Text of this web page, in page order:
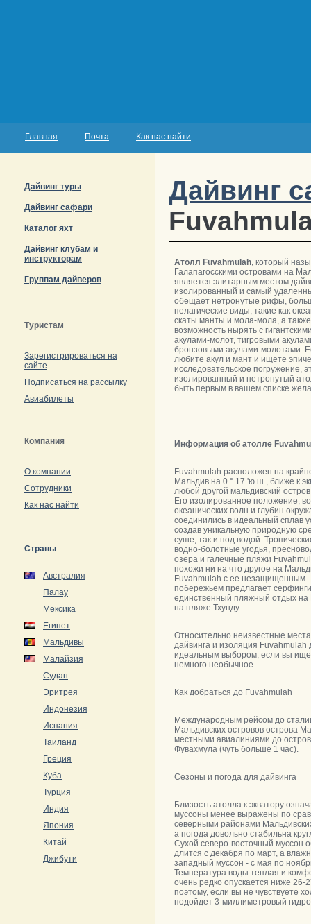
Главная Почта Как нас найти
Дайвинг туры
Дайвинг сафари
Каталог яхт
Дайвинг клубам и
инструкторам
Группам дайверов
Туристам
Зарегистрироваться на
сайте
Подписаться на рассылку
Авиабилеты
Компания
О компании
Сотрудники
Как нас найти
Страны
Австралия
Палау
Мексика
Египет
Мальдивы
Малайзия
Судан
Эритрея
Индонезия
Испания
Таиланд
Греция
Куба
Турция
Индия
Япония
Китай
Джибути
Дайвинг
Атолл Fuvahmulah, который
Галапагосскими островами на
является элитарным местом
изолированный и самый
обещает нетронутые рифы,
пелагические виды, такие как
скаты манты и мола-мола, а также
возможность нырять с
акулами-молот, тигровыми
бронзовыми акулами-молотами.
любите акул и мант и ищете
исследовательское погружение,
изолированный и нетронутый
быть первым в вашем списке
Информация об атолле
Fuvahmulah расположен на
Мальдив на 0 ° 17 'ю.ш., ближе к
любой другой мальдивский
Его изолированное положение,
океанических волн и глубин
соединились в идеальный сплав
создав уникальную природную
суше, так и под водой.
водно-болотные угодья,
озера и галечные пляжи
похожи ни на что другое на
Fuvahmulah с ее незащищенным
побережьем предлагает
единственный пляжный отдых на
на пляже Тхунду.
Относительно неизвестные
дайвинга и изоляция Fuvahmulah
идеальным выбором, если вы
немного необычное.
Как добраться до Fuvahmulah
Международным рейсом до
Мальдивских островов острова
местными авиалиниями до
Фувахмула (чуть больше 1 час).
Сезоны и погода для дайвинга
Близость атолла к экватору
муссоны менее выражены по
северными районами
а погода довольно стабильна
Сухой северо-восточный муссон
длится с декабря по март, а
западный муссон - с мая по
Температура воды теплая и
очень редко опускается ниже 26-
поэтому, если вы не чувствуете
подойдет 3-миллиметровый